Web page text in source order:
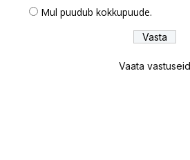
Mul puudub kokkupuude.
Vaata vastuseid